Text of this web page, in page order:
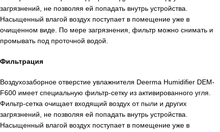
загрязнений, не позволяя ей попадать внутрь устройства.
Насыщенный влагой воздух поступает в помещение уже в
очищенном виде. По мере загрязнения, фильтр можно снимать и
промывать под проточной водой.
Фильтрация
Воздухозаборное отверстие увлажнителя Deerma Humidifier DEM-
F600 имеет специальную фильтр-сетку из активированного угля.
Фильтр-сетка очищает входящий воздух от пыли и других
загрязнений, не позволяя ей попадать внутрь устройства.
Насыщенный влагой воздух поступает в помещение уже в